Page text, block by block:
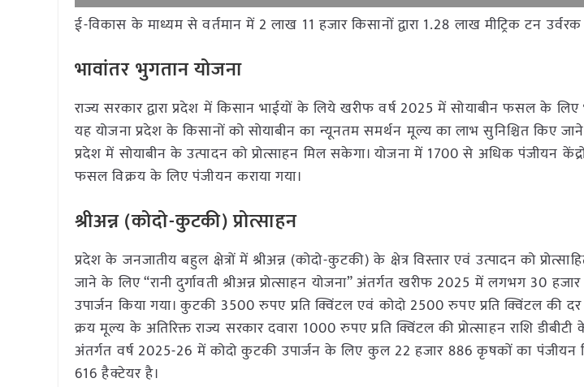
ई-विकास के माध्यम से वर्तमान में 2 लाख 11 हजार किसानों द्वारा 1.28 लाख मीट्रिक टन
भावांतर भुगतान योजना
राज्य सरकार द्वारा प्रदेश में किसान भाईयों के लिये खरीफ वर्ष 2025 में सोयाबीन फसल के
यह योजना प्रदेश के किसानों को सोयाबीन का न्यूनतम समर्थन मूल्य का लाभ सुनिश्चित किए
प्रदेश में सोयाबीन के उत्पादन को प्रोत्साहन मिल सकेगा। योजना में 1700 से अधिक पंजीयन
फसल विक्रय के लिए पंजीयन कराया गया।
श्रीअन्न (कोदो-कुटकी) प्रोत्साहन
प्रदेश के जनजातीय बहुल क्षेत्रों में श्रीअन्न (कोदो-कुटकी) के क्षेत्र विस्तार एवं उत्पादन को
जाने के लिए “रानी दुर्गावती श्रीअन्न प्रोत्साहन योजना” अंतर्गत खरीफ 2025 में लगभग 30
उपार्जन किया गया। कुटकी 3500 रुपए प्रति क्विंटल एवं कोदो 2500 रुपए प्रति क्विंटल की दर से
क्रय मूल्य के अतिरिक्त राज्य सरकार दवारा 1000 रुपए प्रति क्विंटल की प्रोत्साहन राशि
अंतर्गत वर्ष 2025-26 में कोदो कुटकी उपार्जन के लिए कुल 22 हजार 886 कृषकों का पंजीयन
616 हैक्टेयर है।